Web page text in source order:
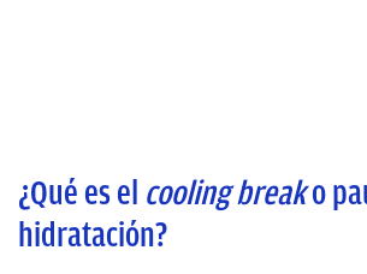
¿Qué es el cooling breako
hidratación?